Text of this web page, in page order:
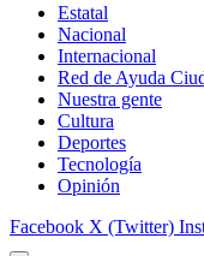
Estatal
Nacional
Internacional
Red de Ayuda
Nuestra gente
Cultura
Deportes
Tecnología
Opinión
Facebook X (Twitter)